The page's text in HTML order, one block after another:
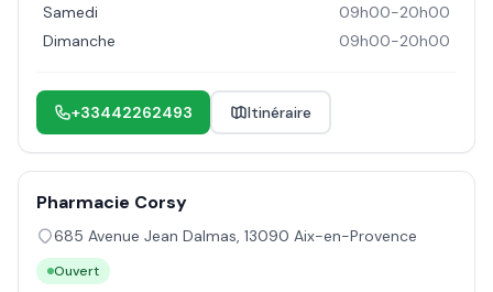
Samedi
09h00-20h00
Dimanche
09h00-20h00
+33442262493 Itinéraire
Pharmacie Corsy
685 Avenue Jean Dalmas, 13090 Aix-en-Provence
Ouvert